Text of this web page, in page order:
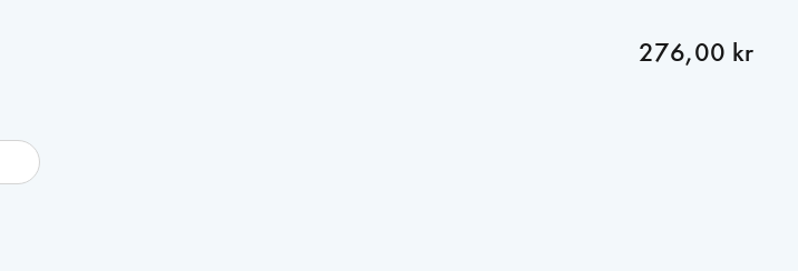
276,00 kr